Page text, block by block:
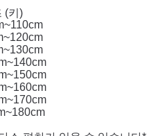
(키)